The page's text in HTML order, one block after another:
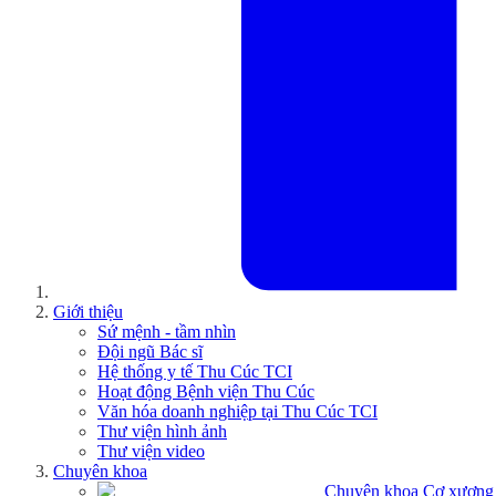
Giới thiệu
Sứ mệnh - tầm nhìn
Đội ngũ Bác sĩ
Hệ thống y tế Thu Cúc TCI
Hoạt động Bệnh viện Thu Cúc
Văn hóa doanh nghiệp tại Thu Cúc TCI
Thư viện hình ảnh
Thư viện video
Chuyên khoa
Chuyên khoa Cơ